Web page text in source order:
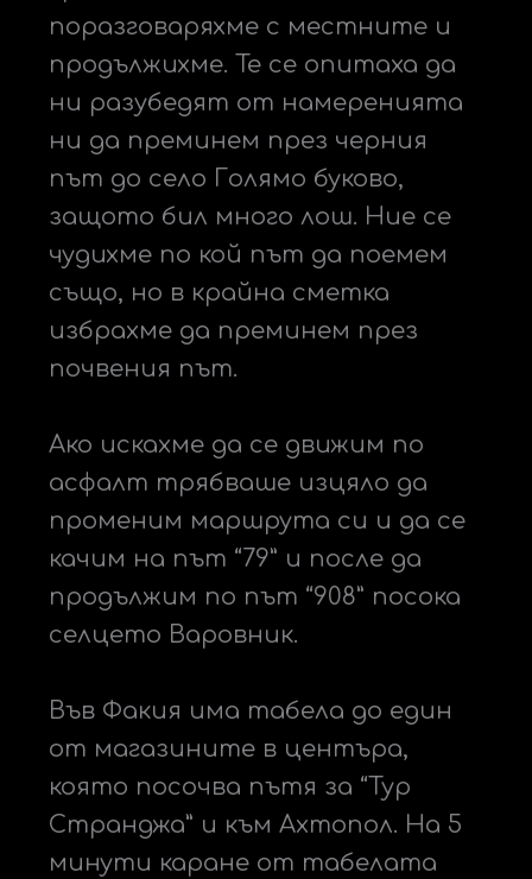
поразговаряхме с местните и
продължихме. Те се опитаха да
ни разубедят от намеренията
ни да преминем през черния
път до село Голямо буково,
защото бил много лош. Ние се
чудихме по кой път да поемем
също, но в крайна сметка
избрахме да преминем през
почвения път.
Ако искахме да се движим по
асфалт трябваше изцяло да
променим маршрута си и да се
качим на път “79” и после да
продължим по път “908” посока
селцето Варовник.
Във Факия има табела до един
от магазините в центъра,
която посочва пътя за “Тур
Странджа” и към Ахтопол. На 5
минути каране от табелата